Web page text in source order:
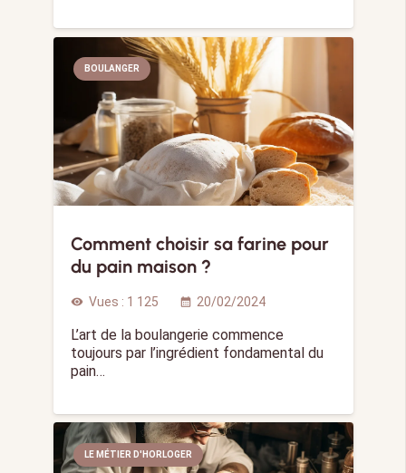
BOULANGER
Comment choisir sa farine pour
du pain maison ?
visibility Vues : 1 125 calendar_month 20/02/2024
L’art de la boulangerie commence
toujours par l’ingrédient fondamental du
pain…
LE MÉTIER D'HORLOGER